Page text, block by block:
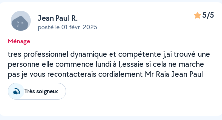
Jean Paul R.
posté le 01 févr. 2025
5/5
Ménage
tres professionnel dynamique et compétente j,ai trouvé une
personne elle commence lundi à l,essaie si cela ne marche
pas je vous recontacterais cordialement Mr Raia Jean Paul
Très soigneux